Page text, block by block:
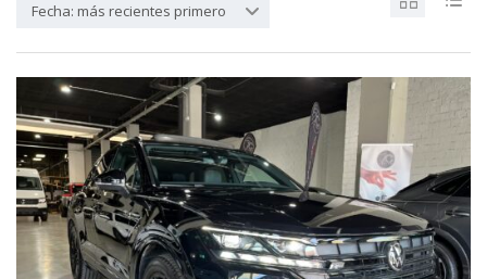
Fecha: más recientes primero